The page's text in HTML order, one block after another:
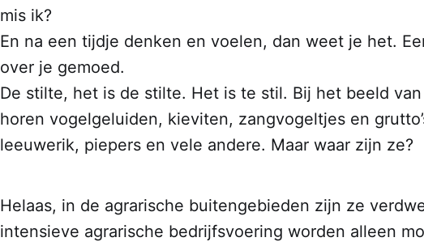
mis ik?
En na een tijdje denken en voelen, dan weet je het.
over je gemoed.
De stilte, het is de stilte. Het is te stil. Bij het beeld
horen vogelgeluiden, kieviten, zangvogeltjes en
leeuwerik, piepers en vele andere. Maar waar zijn ze?
Helaas, in de agrarische buitengebieden zijn ze
intensieve agrarische bedrijfsvoering worden alleen